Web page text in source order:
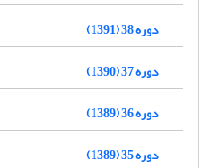
دوره 38 (1391)
دوره 37 (1390)
دوره 36 (1389)
دوره 35 (1389)